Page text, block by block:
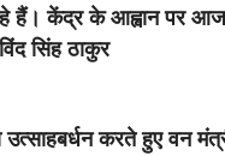
हैं। केंद्र के आह्वान पर आज
करते हुए वन